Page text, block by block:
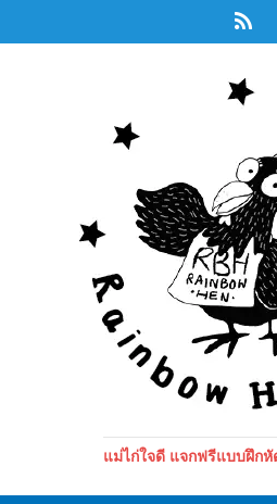
แม่ไก่ใจดี แจกฟรีแบบฝึก